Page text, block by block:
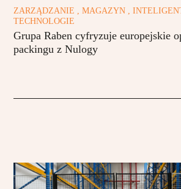
ZARZĄDZANIE , MAGAZYN ,
TECHNOLOGIE
Grupa Raben cyfryzuje europejskie
packingu z Nulogy